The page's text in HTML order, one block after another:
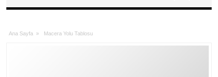
Ana Sayfa » Macera Yolu Tablosu